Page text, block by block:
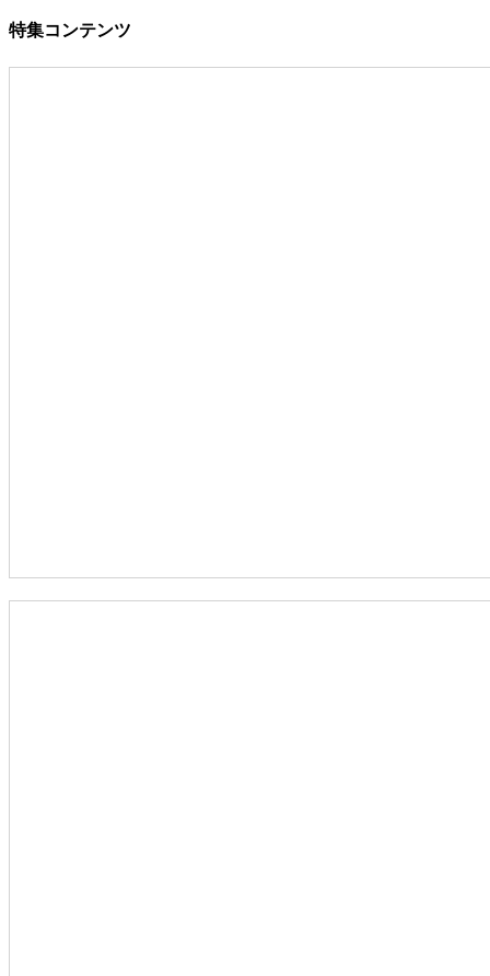
特集コンテンツ